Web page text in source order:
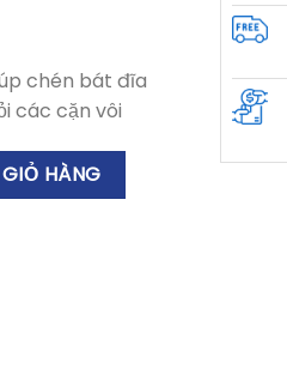
chén bát đĩa
các cặn vôi
Salz 1.2kg số lượng
HÀNG